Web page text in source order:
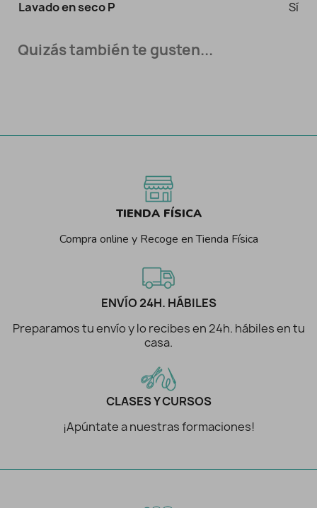
Lavado en seco P
Sí
Quizás también te gusten...
TIENDA FÍSICA
Compra online y Recoge en Tienda Física
ENVÍO 24H. HÁBILES
Preparamos tu envío y lo recibes en 24h. hábiles en tu
casa.
CLASES Y CURSOS
¡Apúntate a nuestras formaciones!